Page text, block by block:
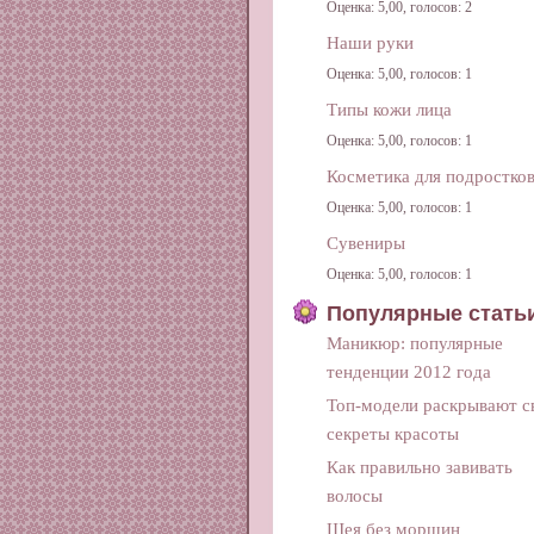
Оценка: 5,00, голосов: 2
Наши руки
Оценка: 5,00, голосов: 1
Типы кожи лица
Оценка: 5,00, голосов: 1
Косметика для подростков
Оценка: 5,00, голосов: 1
Сувениры
Оценка: 5,00, голосов: 1
Популярные
Маникюр: популярные
тенденции 2012 года
Топ-модели раскрывают
секреты красоты
Как правильно завивать
волосы
Шея без морщин